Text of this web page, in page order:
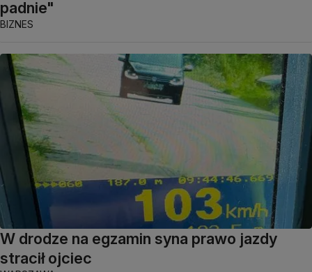
padnie"
BIZNES
W drodze na egzamin syna prawo jazdy
stracił ojciec